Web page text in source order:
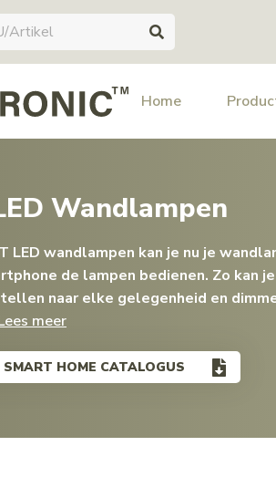
Home
Wandlampen
LED wandlampen kan je nu je
de lampen bedienen. Zo kan
naar elke gelegenheid en
meer
HOME CATALOGUS